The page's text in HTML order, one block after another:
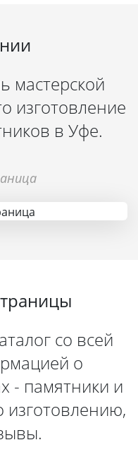
мастерской
изготовление
в Уфе.
со всей
о
- памятники и
изготовлению,